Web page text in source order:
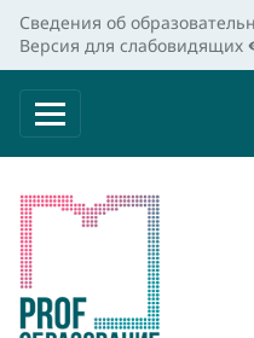
Сведения об
Версия для слабовидящих